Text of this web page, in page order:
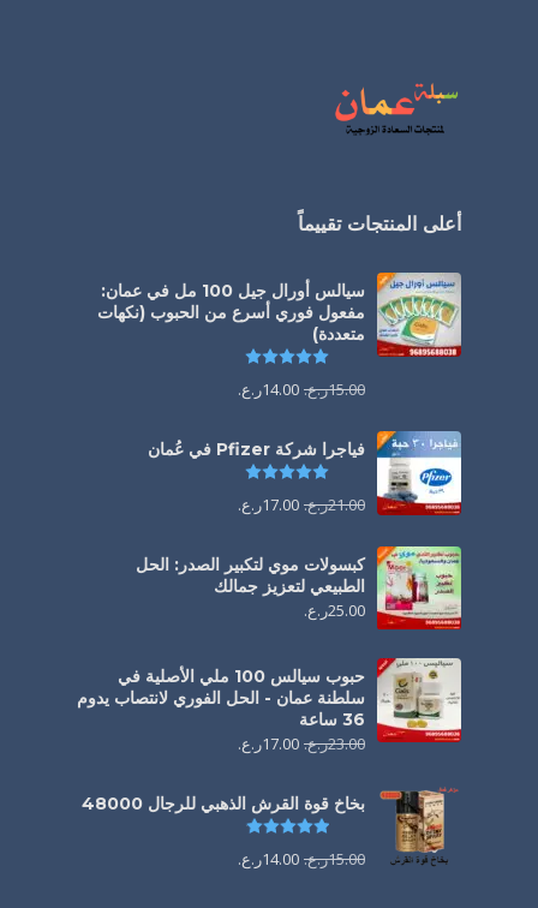
أعلى المنتجات تقييماً
سيالس أورال جيل 100 مل في عمان:
مفعول فوري أسرع من الحبوب (نكهات
متعددة)
15.00ر.ع. 14.00ر.ع.
فياجرا شركة Pfizer في عُمان
21.00ر.ع. 17.00ر.ع.
كبسولات موي لتكبير الصدر: الحل
الطبيعي لتعزيز جمالك
25.00ر.ع.
حبوب سيالس 100 ملي الأصلية في
سلطنة عمان - الحل الفوري لانتصاب يدوم
36 ساعة
23.00ر.ع. 17.00ر.ع.
بخاخ قوة القرش الذهبي للرجال 48000
تم التقييم
15.00ر.ع. 14.00ر.ع.